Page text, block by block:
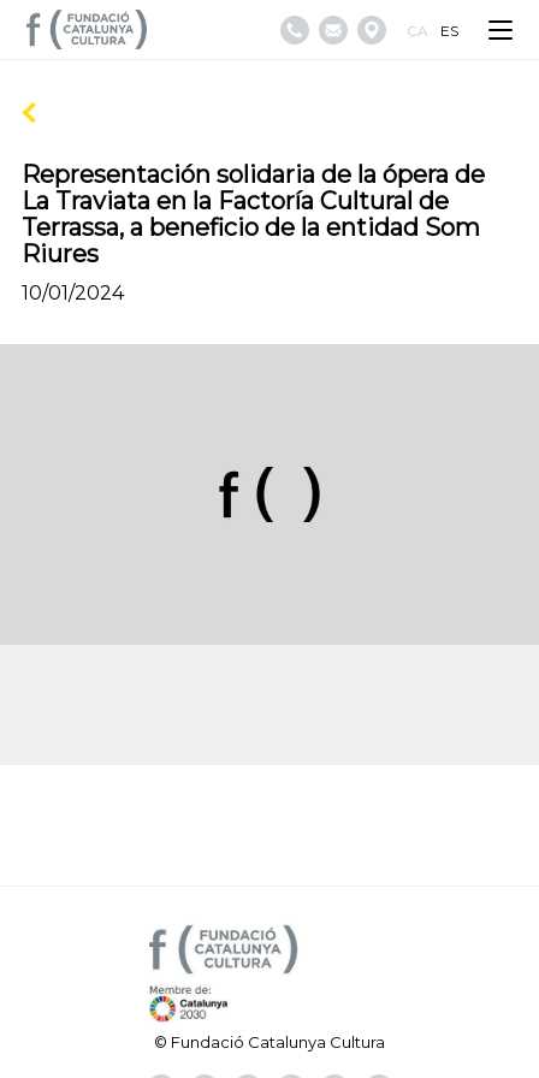
CA ES
Representación solidaria de la ópera de
La Traviata en la Factoría Cultural de
Terrassa, a beneficio de la entidad Som
Riures
10/01/2024
© Fundació Catalunya Cultura